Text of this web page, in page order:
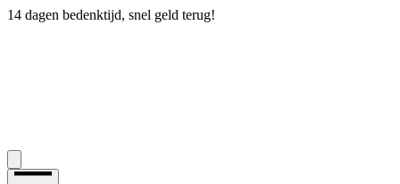
14 dagen bedenktijd, snel geld terug!